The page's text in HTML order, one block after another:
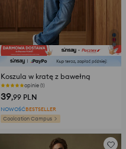
Koszula w kratę z bawełną
opinie (1)
39,99 PLN
NOWOŚĆBESTSELLER
Coolcation Campus